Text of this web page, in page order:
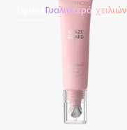
Γυαλιστερό χειλιών